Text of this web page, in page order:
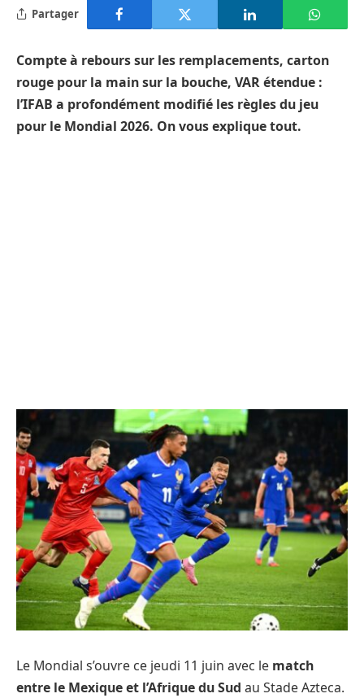
Partager
Compte à rebours sur les remplacements, carton
rouge pour la main sur la bouche, VAR étendue :
l’IFAB a profondément modifié les règles du jeu
pour le Mondial 2026. On vous explique tout.
Le Mondial s’ouvre ce jeudi 11 juin avec le match
entre le Mexique et l’Afrique du Sud au Stade Azteca.